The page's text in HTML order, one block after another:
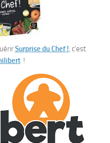
Surprise du Chef !, c’est
!